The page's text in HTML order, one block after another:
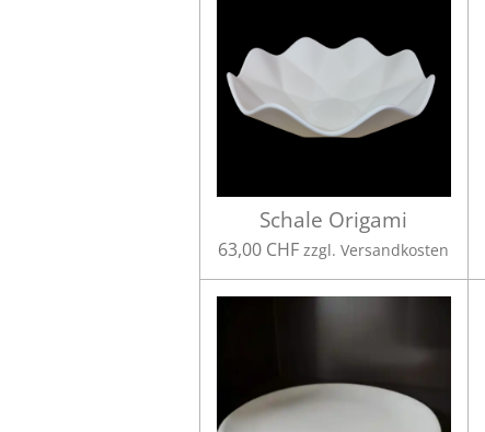
Schale Origami
63,00 CHF zzgl. Versandkosten